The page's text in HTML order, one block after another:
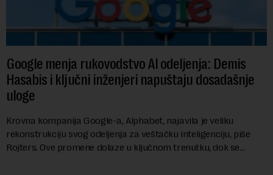
Google menja rukovodstvo AI odeljenja: Demis
Hasabis i ključni inženjeri napuštaju dosadašnje
uloge
Krovna kompanija Google-a, Alphabet, najavila je veliku
rekonstrukciju svog odeljenja za veštačku inteligenciju, piše
Rojters. Ove promene dolaze u ključnom trenutku, dok se